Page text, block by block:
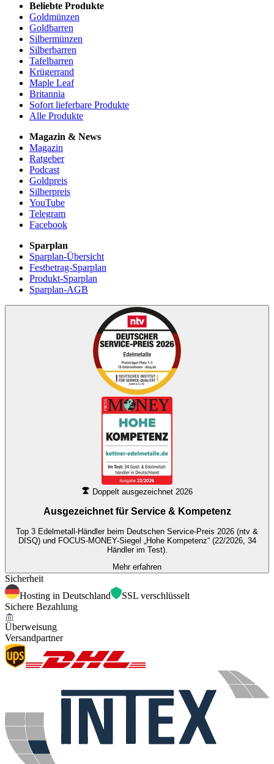
Beliebte Produkte
Goldmünzen
Goldbarren
Silbermünzen
Silberbarren
Tafelbarren
Krügerrand
Maple Leaf
Britannia
Sofort lieferbare Produkte
Alle Produkte
Magazin & News
Magazin
Ratgeber
Podcast
Goldpreis
Silberpreis
YouTube
Telegram
Facebook
Sparplan
Sparplan-Übersicht
Festbetrag-Sparplan
Produkt-Sparplan
Sparplan-AGB
Doppelt ausgezeichnet 2026
Ausgezeichnet für Service & Kompetenz
Top 3 Edelmetall-Händler beim Deutschen Service-Preis 2026 (ntv &
DISQ) und FOCUS-MONEY-Siegel „Hohe Kompetenz“ (22/2026, 34
Händler im Test).
Mehr erfahren
Sicherheit
Hosting in Deutschland
SSL verschlüsselt
Sichere Bezahlung
Überweisung
Versandpartner